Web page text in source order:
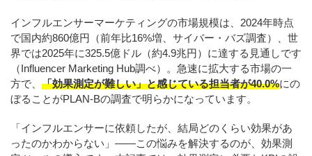
インフルエンサーマーケティングの市場規模は、2024年時点
で国内約860億円（前年比16%増、サイバー・バズ調査）、世
界では2025年に325.5億ドル（約4.9兆円）に達する見通しです
（Influencer Marketing Hub調べ）。急速に拡大する市場の一
方で、 「効果測定が難しい」と感じている担当者が40.0%にの
ぼることがPLAN-Bの調査で明らかになっています。
「インフルエンサーに依頼したが、結局どのくらい効果があ
ったのかわからない」——この悩みを解決するのが、効果測